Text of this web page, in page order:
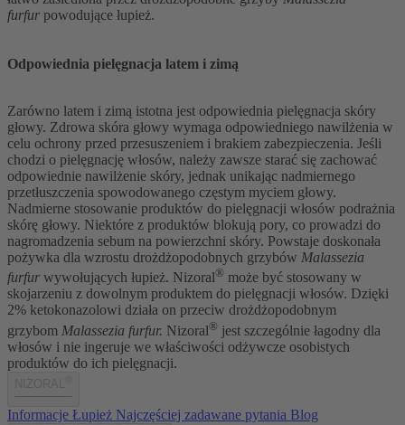
furfur powodujące łupież.
Odpowiednia pielęgnacja latem i zimą
Zarówno latem i zimą istotna jest odpowiednia pielęgnacja skóry
głowy. Zdrowa skóra głowy wymaga odpowiedniego nawilżenia w
celu ochrony przed przesuszeniem i brakiem zabezpieczenia. Jeśli
chodzi o pielęgnację włosów, należy zawsze starać się zachować
odpowiednie nawilżenie skóry, jednak unikając nadmiernego
przetłuszczenia spowodowanego częstym myciem głowy.
Nadmierne stosowanie produktów do pielęgnacji włosów podrażnia
skórę głowy. Niektóre z produktów blokują pory, co prowadzi do
nagromadzenia sebum na powierzchni skóry. Powstaje doskonała
pożywka dla wzrostu drożdżopodobnych grzybów Malassezia
furfur wywołujących łupież. Nizoral® może być stosowany w
skojarzeniu z dowolnym produktem do pielęgnacji włosów. Dzięki
2% ketokonazolowi działa on przeciw drożdżopodobnym
grzybom Malassezia furfur. Nizoral® jest szczególnie łagodny dla
włosów i nie ingeruje we właściwości odżywcze osobistych
produktów do ich pielęgnacji.
Informacje Łupież Najczęściej zadawane pytania Blog